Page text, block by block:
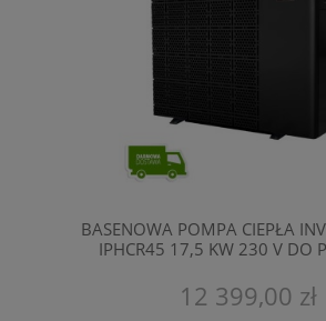
BASENOWA POMPA CIEPŁA
IPHCR45 17,5 KW 230 V DO
12 399,00 zł